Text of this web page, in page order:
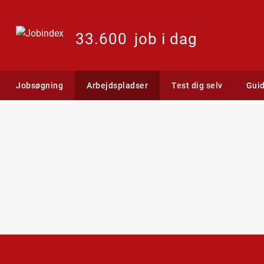
33.600 job i dag
Jobsøgning Arbejdspladser Test dig selv